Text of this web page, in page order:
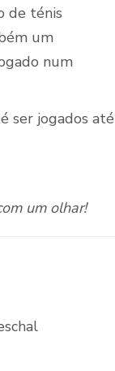
de ténis
um
num
ser jogados até
um olhar!